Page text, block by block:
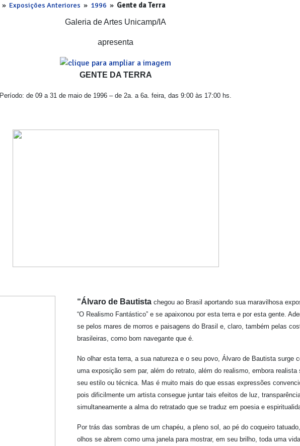
» Exposições Anteriores » 1996 » Gente da Terra
Galeria de Artes Unicamp/IA
apresenta
GENTE DA TERRA
Período: de 09 a 31 de maio de 1996 – de 2a. a 6a. feira, das 9:00 às 17:00 hs.
“Álvaro de Bautista chegou ao Brasil aportando sua maravilhosa
“O Realismo Fantástico” e se apaixonou por esta terra e por esta gente.
se pelos mares de morros e paisagens do Brasil e, claro, também pelas
brasileiras, como bom navegante que é.
No olhar esta terra, a sua natureza e o seu povo, Álvaro de Bautista surge
uma exposição sem par, além do retrato, além do realismo, embora realista
seu estilo ou técnica. Mas é muito mais do que essas expressões
pois dificilmente um artista consegue juntar tais efeitos de luz,
simultaneamente a alma do retratado que se traduz em poesia e
Por trás das sombras de um chapéu, a pleno sol, ao pé do coqueiro
olhos se abrem como uma janela para mostrar, em seu brilho, toda uma